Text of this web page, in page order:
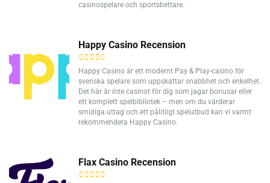
casinospelare och sportsbettare.
Happy Casino Recension
Happy Casino är ett modernt Pay & Play-casino för
svenska spelare som uppskattar snabbhet och enkelhet.
Det här är inte casinot för dig som jagar bonusar eller
ett komplett spelbibliotek – men om du värderar
smidiga uttag och ett pålitligt spelutbud kan vi varmt
rekommendera Happy Casino.
Flax Casino Recension